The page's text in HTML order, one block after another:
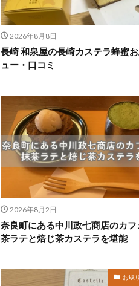
2026年8月8日
長崎 和泉屋の長崎カステラ蜂蜜
ュー・口コミ
2026年8月2日
奈良町にある中川政七商店のカ
茶ラテと焙じ茶カステラを堪能
お取